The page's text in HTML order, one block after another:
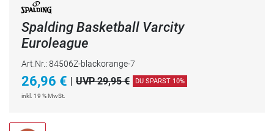
Spalding Basketball Varcity
Euroleague
Art.Nr.: 84506Z-blackorange-7
26,96 € | UVP 29,95 € DU SPARST 10%
inkl. 19 % MwSt.